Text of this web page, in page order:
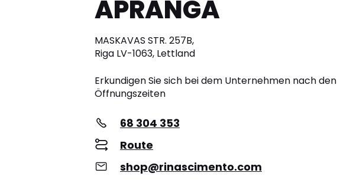
APRANGA
MASKAVAS STR. 257B,
Riga LV-1063, Lettland
Erkundigen Sie sich bei dem Unternehmen nach den
Öffnungszeiten
68 304 353
Route
shop@rinascimento.com